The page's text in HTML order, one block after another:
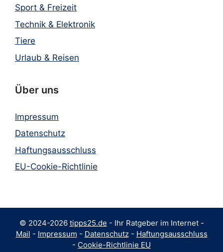
Sport & Freizeit
Technik & Elektronik
Tiere
Urlaub & Reisen
Über uns
Impressum
Datenschutz
Haftungsausschluss
EU-Cookie-Richtlinie
© 2024-2026 tipps25.de - Ihr Ratgeber im Internet -
Mail - Impressum - Datenschutz- Haftungsausschluss
- Cookie-Richtlinie EU